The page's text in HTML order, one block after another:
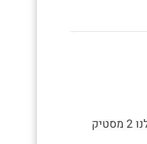
- "אחי לך לקיוסק ושפשף לנו 2 מסטיק